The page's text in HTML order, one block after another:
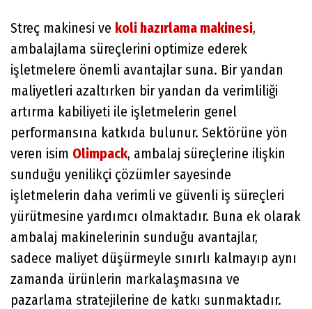
Streç makinesi ve koli hazırlama makinesi,
ambalajlama süreçlerini optimize ederek
işletmelere önemli avantajlar suna. Bir yandan
maliyetleri azaltırken bir yandan da verimliliği
artırma kabiliyeti ile işletmelerin genel
performansına katkıda bulunur. Sektörüne yön
veren isim Olimpack, ambalaj süreçlerine ilişkin
sunduğu yenilikçi çözümler sayesinde
işletmelerin daha verimli ve güvenli iş süreçleri
yürütmesine yardımcı olmaktadır. Buna ek olarak
ambalaj makinelerinin sunduğu avantajlar,
sadece maliyet düşürmeyle sınırlı kalmayıp aynı
zamanda ürünlerin markalaşmasına ve
pazarlama stratejilerine de katkı sunmaktadır.